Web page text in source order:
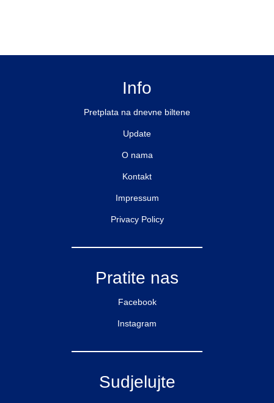
Info
Pretplata na dnevne biltene
Update
O nama
Kontakt
Impressum
Privacy Policy
Pratite nas
Facebook
Instagram
Sudjelujte